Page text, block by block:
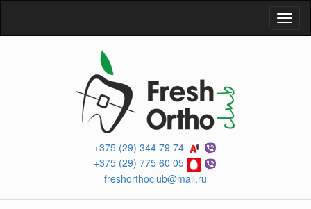
основному
+375 (29) 344 79 74
+375 (29) 775 60 05
freshorthoclub@mail.ru